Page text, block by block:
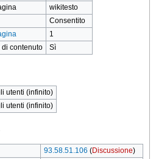
wikitesto
Consentito
1
contenuto
Sì
utenti (infinito)
utenti (infinito)
93.58.51.106 (Discussione)